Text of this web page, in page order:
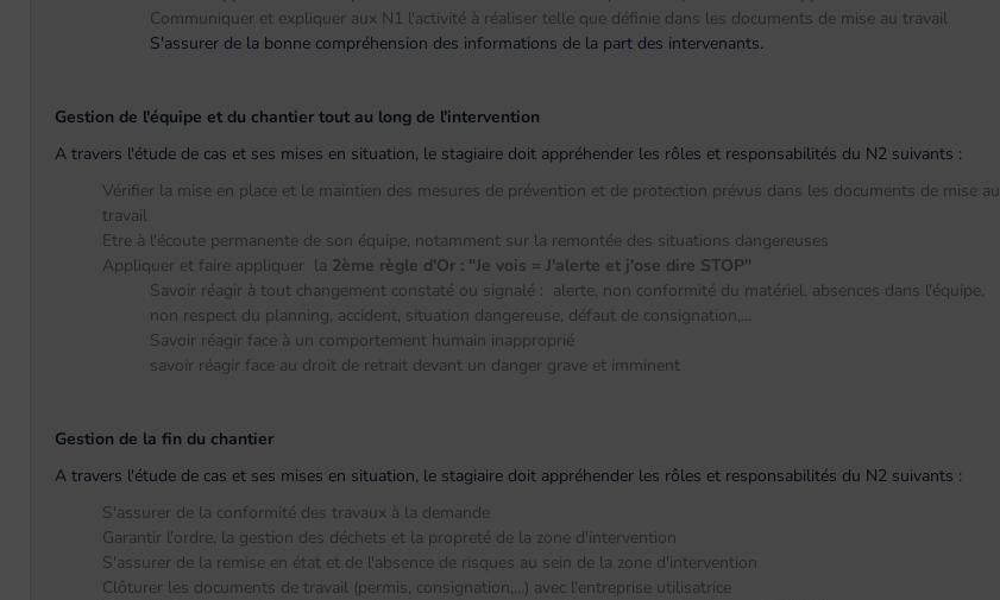
Communiquer et expliquer aux N1 l'activité à réaliser telle que définie dans les documents de mise au travail
S'assurer de la bonne compréhension des informations de la part des intervenants.
Gestion de l'équipe et du chantier tout au long de l'intervention
A travers l'étude de cas et ses mises en situation, le stagiaire doit appréhender les rôles et responsabilités du N2 suivants :
Vérifier la mise en place et le maintien des mesures de prévention et de protection prévus dans les documents de mise au
travail
Etre à l'écoute permanente de son équipe, notamment sur la remontée des situations dangereuses
Appliquer et faire appliquer la 2ème règle d'Or : "Je vois = J'alerte et j'ose dire STOP"
Savoir réagir à tout changement constaté ou signalé : alerte, non conformité du matériel, absences dans l'équipe,
non respect du planning, accident, situation dangereuse, défaut de consignation,...
Savoir réagir face à un comportement humain inapproprié
savoir réagir face au droit de retrait devant un danger grave et imminent
Gestion de la fin du chantier
A travers l'étude de cas et ses mises en situation, le stagiaire doit appréhender les rôles et responsabilités du N2 suivants :
S'assurer de la conformité des travaux à la demande
Garantir l'ordre, la gestion des déchets et la propreté de la zone d'intervention
S'assurer de la remise en état et de l'absence de risques au sein de la zone d'intervention
Clôturer les documents de travail (permis, consignation,...) avec l'entreprise utilisatrice